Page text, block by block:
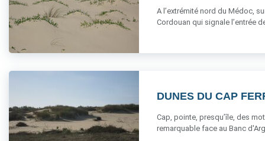
A l’extrémité nord du Médoc,
Cordouan qui signale l’entrée
DUNES DU CAP
Cap, pointe, presqu’île, des
remarquable face au Banc